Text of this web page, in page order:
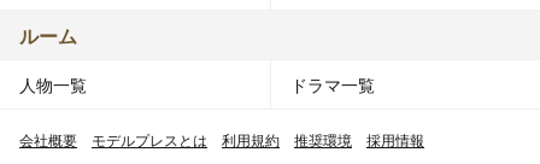
ルーム
人物一覧 ドラマ一覧
会社概要 モデルプレスとは 利用規約 推奨環境 採用情報